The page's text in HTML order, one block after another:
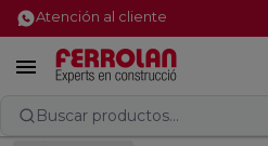
Atención al cliente

Buscar productos...